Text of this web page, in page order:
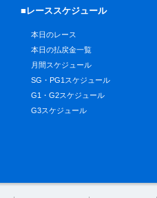
■レーススケジュール
本日のレース
本日の払戻金一覧
月間スケジュール
SG・PG1スケジュール
G1・G2スケジュール
G3スケジュール